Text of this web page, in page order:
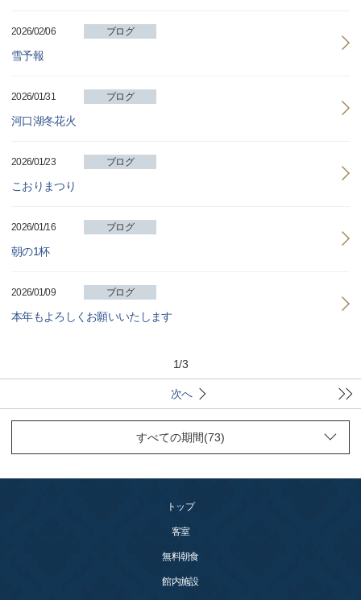
2026/02/06 ブログ
雪予報
2026/01/31 ブログ
河口湖冬花火
2026/01/23 ブログ
こおりまつり
2026/01/16 ブログ
朝の1杯
2026/01/09 ブログ
本年もよろしくお願いいたします
1/3
次へ
トップ
客室
無料朝食
館内施設